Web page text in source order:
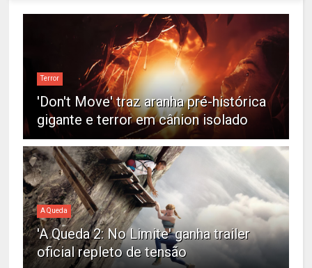
Terror
'Don't Move' traz aranha pré-histórica
gigante e terror em cânion isolado
A Queda
'A Queda 2: No Limite' ganha trailer
oficial repleto de tensão